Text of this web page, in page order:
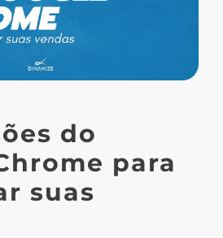
do
para
suas